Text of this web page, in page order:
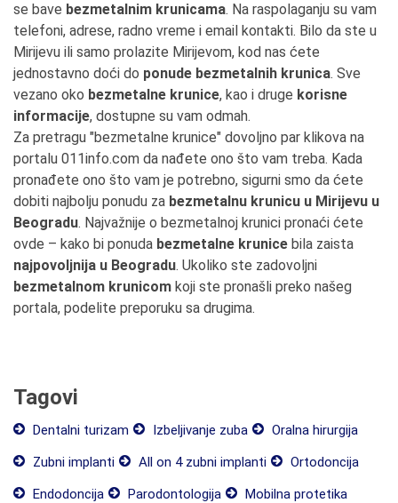
se bave bezmetalnim krunicama. Na raspolaganju su vam
telefoni, adrese, radno vreme i email kontakti. Bilo da ste u
Mirijevu ili samo prolazite Mirijevom, kod nas ćete
jednostavno doći do ponude bezmetalnih krunica. Sve
vezano oko bezmetalne krunice, kao i druge korisne
informacije, dostupne su vam odmah.
Za pretragu "bezmetalne krunice" dovoljno par klikova na
portalu 011info.com da nađete ono što vam treba. Kada
pronađete ono što vam je potrebno, sigurni smo da ćete
dobiti najbolju ponudu za bezmetalnu krunicu u Mirijevu u
Beogradu. Najvažnije o bezmetalnoj krunici pronaći ćete
ovde – kako bi ponuda bezmetalne krunice bila zaista
najpovoljnija u Beogradu. Ukoliko ste zadovoljni
bezmetalnom krunicom koji ste pronašli preko našeg
portala, podelite preporuku sa drugima.
Tagovi
Dentalni turizam Izbeljivanje zuba
Oralna hirurgija
Zubni implanti
All on 4 zubni implanti
Ortodoncija
Endodoncija
Parodontologija
Mobilna protetika